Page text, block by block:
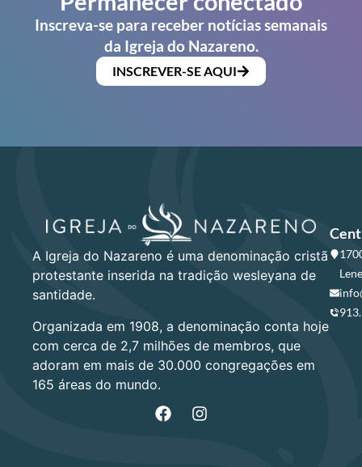
Inscreva-se para receber notícias semanais
da Igreja do Nazareno.
INSCREVER-SE AQUI
A Igreja do Nazareno é uma denominação cristã
protestante inserida na tradição wesleyana de
santidade.
Organizada em 1908, a denominação conta hoje
com cerca de 2,7 milhões de membros, que
adoram em mais de 30.000 congregações em
165 áreas do mundo.